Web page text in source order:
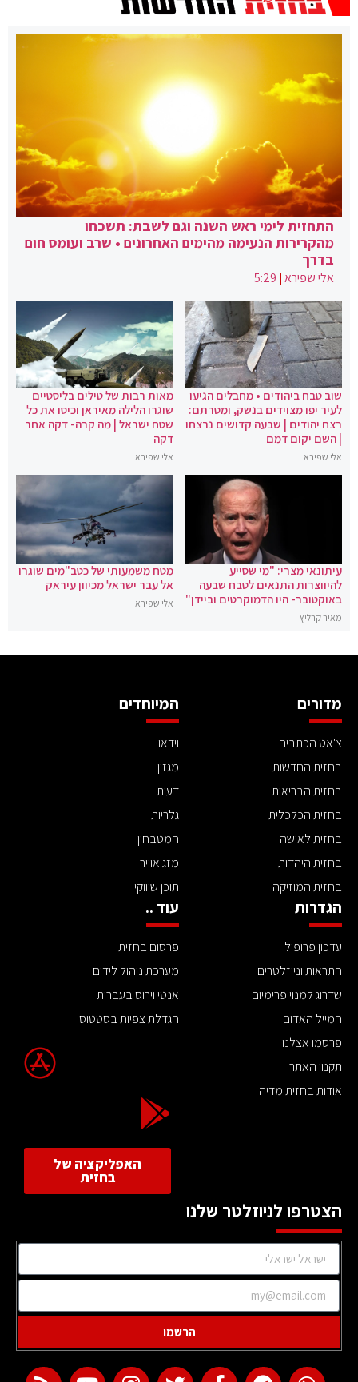
התחזית לימי ראש השנה וגם לשבת: תשכחו
מהקרירות הנעימה מהימים האחרונים • שרב ועומס חום
בדרך
אלי שפירא|
5:29
שוב טבח ביהודים • מחבלים הגיעו
לעיר יפו מצוידים בנשק, ומטרתם:
רצח יהודים | שבעה קדושים נרצחו
| השם יקום דמם
אלי שפירא
מאות רבות של טילים בליסטיים
שוגרו הלילה מאיראן וכיסו את כל
שטח ישראל | מה קרה- דקה אחר
דקה
אלי שפירא
עיתונאי מצרי: "מי שסייע
להיווצרות התנאים לטבח שבעה
באוקטובר- היו הדמוקרטים וביידן"
מאיר קרליץ
מטח משמעותי של כטב"מים שוגרו
אל עבר ישראל מכיוון עיראק
אלי שפירא
מדורים
צ'אט הכתבים
בחזית החדשות
בחזית הבריאות
בחזית הכלכלית
בחזית לאישה
בחזית היהדות
בחזית המוזיקה
המיוחדים
וידאו
מגזין
דעות
גלריות
המטבחון
מזג אוויר
תוכן שיווקי
הגדרות
עדכון פרופיל
התראות וניוזלטרים
שדרוג למנוי פרימיום
המייל האדום
פרסמו אצלנו
תקנון האתר
אודות בחזית מדיה
עוד ..
פרסום בחזית
מערכת ניהול לידים
אנטי וירוס בעברית
הגדלת צפיות בסטטוס
האפליקציה של
בחזית
הצטרפו לניוזלטר שלנו
הרשמו